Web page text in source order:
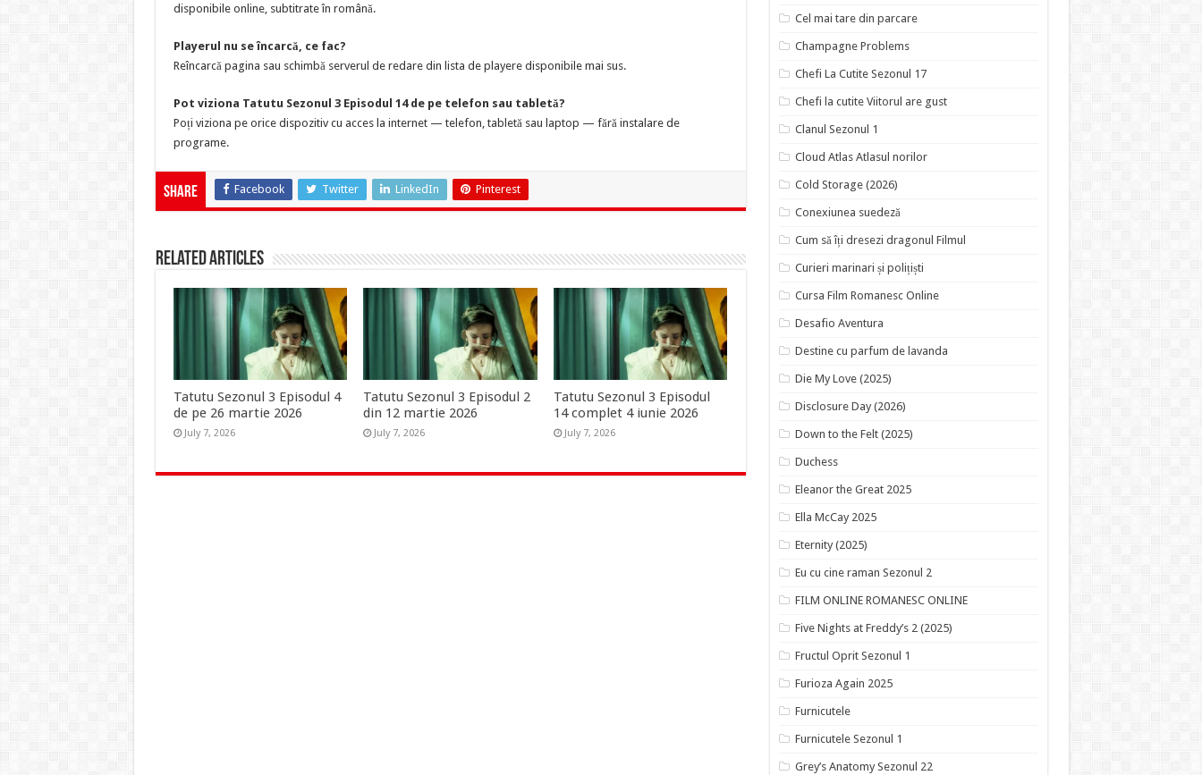
disponibile online, subtitrate în română.
Playerul nu se încarcă, ce fac?
Reîncarcă pagina sau schimbă serverul de redare din lista de playere disponibile mai sus.
Pot viziona Tatutu Sezonul 3 Episodul 14 de pe telefon sau tabletă?
Poți viziona pe orice dispozitiv cu acces la internet — telefon, tabletă sau laptop — fără instalare de
programe.
Share Facebook Twitter LinkedIn Pinterest
Related Articles
Tatutu Sezonul 3 Episodul 4
de pe 26 martie 2026
July 7, 2026
Tatutu Sezonul 3 Episodul 2
din 12 martie 2026
July 7, 2026
Tatutu Sezonul 3 Episodul
14 complet 4 iunie 2026
July 7, 2026
Cel mai tare din parcare
Champagne Problems
Chefi La Cutite Sezonul 17
Chefi la cutite Viitorul are gust
Clanul Sezonul 1
Cloud Atlas Atlasul norilor
Cold Storage (2026)
Conexiunea suedeză
Cum să îți dresezi dragonul Filmul
Curieri marinari și polițiști
Cursa Film Romanesc Online
Desafio Aventura
Destine cu parfum de lavanda
Die My Love (2025)
Disclosure Day (2026)
Down to the Felt (2025)
Duchess
Eleanor the Great 2025
Ella McCay 2025
Eternity (2025)
Eu cu cine raman Sezonul 2
FILM ONLINE ROMANESC ONLINE
Five Nights at Freddy’s 2 (2025)
Fructul Oprit Sezonul 1
Furioza Again 2025
Furnicutele
Furnicutele Sezonul 1
Grey’s Anatomy Sezonul 22